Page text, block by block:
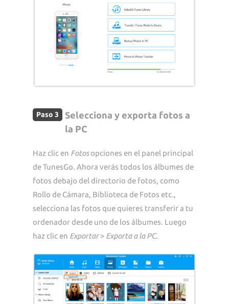
Paso 3
Selecciona y exporta fotos a
la PC
Haz clic en Fotosopciones en el panel principal
de TunesGo. Ahora verás todos los álbumes de
fotos debajo del directorio de fotos, como
Rollo de Cámara, Biblioteca de Fotos etc.,
selecciona las fotos que quieres transferir a tu
ordenador desde uno de los álbumes. Luego
haz clic en Exportar> Exporta a la PC.